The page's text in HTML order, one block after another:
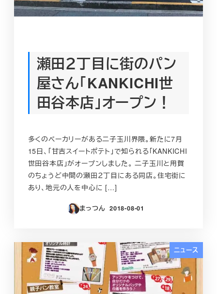
瀬田２丁目に街のパン
屋さん「KANKICHI世
田谷本店」オープン！
多くのベーカリーがある二子玉川界隈。新たに7月
15日、「甘吉スイートポテト」で知られる「KANKICHI
世田谷本店」がオープンしました。 二子玉川と用賀
のちょうど中間の瀬田２丁目にある同店。住宅街に
あり、地元の人を中心に […]
まっつん
投稿日
2018-08-01
ニュース